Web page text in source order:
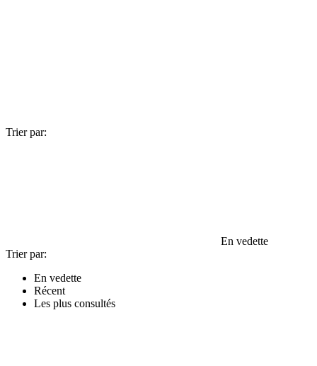
Trier par:
En vedette
Trier par:
En vedette
Récent
Les plus consultés